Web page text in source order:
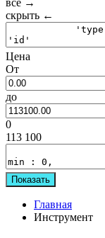
скрыть ←
Цена
От
до
0
113 100
Показать
Главная
Инструмент